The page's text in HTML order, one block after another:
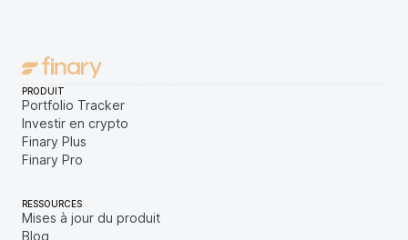
PRODUIT
Portfolio Tracker
Investir en crypto
Finary Plus
Finary Pro
RESSOURCES
Mises à jour du produit
Blog